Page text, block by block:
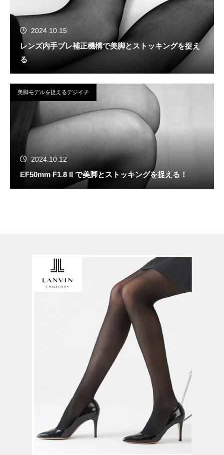
2024.10.15
レンズ内手ブレ補正機構で美脚とストッキングを捉え
る
美脚モデルを捉えるデジイチ
2024.10.12
EF50mm F1.8 II で美脚とストッキングを捉える！